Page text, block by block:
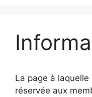
La page à
réservée aux